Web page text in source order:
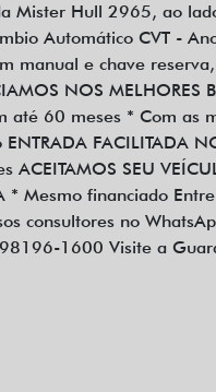
Mister Hull 2965, ao
Automático CVT -
manual e chave
NOS MELHORES
até 60 meses * Com as
FACILITADA
ACEITAMOS SEU
* Mesmo financiado
consultores no
1600 Visite a